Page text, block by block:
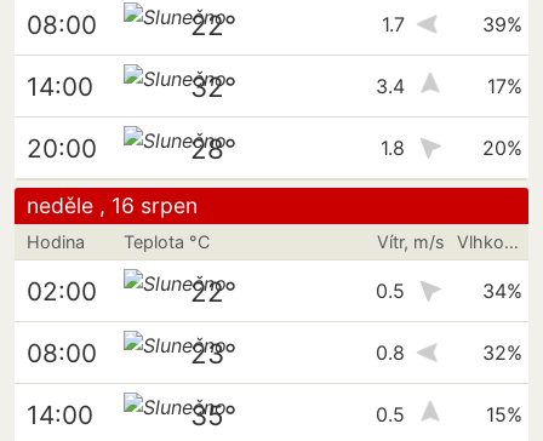
08:00 22° 1.7 39%
14:00 32° 3.4 17%
20:00 28° 1.8 20%
neděle , 16 srpen
Hodina Teplota °C Vítr, m/s Vlhkost vzduchu
02:00 22° 0.5 34%
08:00 23° 0.8 32%
14:00 35° 0.5 15%